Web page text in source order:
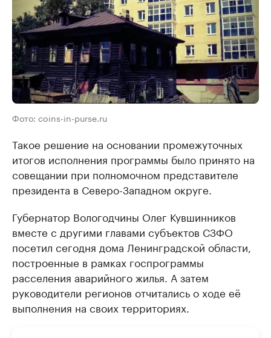
Фото: coins-in-purse.ru
Такое решение на основании промежуточных
итогов исполнения программы было принято на
совещании при полномочном представителе
президента в Северо-Западном округе.
Губернатор Вологодчины Олег Кувшинников
вместе с другими главами субъектов СЗФО
посетил сегодня дома Ленинградской области,
построенные в рамках госпрограммы
расселения аварийного жилья. А затем
руководители регионов отчитались о ходе её
выполнения на своих территориях.